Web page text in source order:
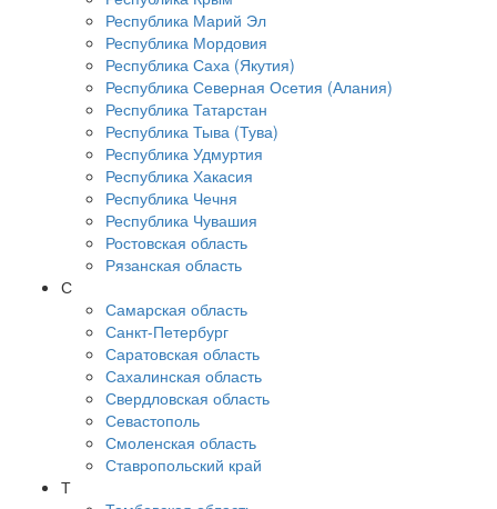
Республика Марий Эл
Республика Мордовия
Республика Саха (Якутия)
Республика Северная Осетия (Алания)
Республика Татарстан
Республика Тыва (Тува)
Республика Удмуртия
Республика Хакасия
Республика Чечня
Республика Чувашия
Ростовская область
Рязанская область
С
Самарская область
Санкт-Петербург
Саратовская область
Сахалинская область
Свердловская область
Севастополь
Смоленская область
Ставропольский край
Т